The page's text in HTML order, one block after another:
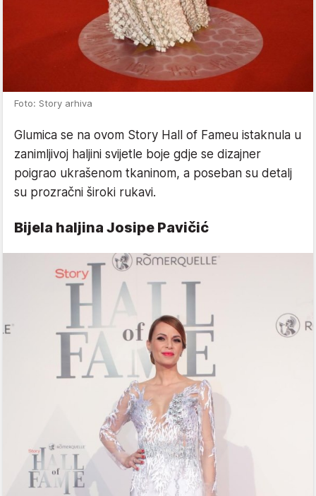
Foto: Story arhiva
Glumica se na ovom Story Hall of Fameu istaknula u
zanimljivoj haljini svijetle boje gdje se dizajner
poigrao ukrašenom tkaninom, a poseban su detalj
su prozračni široki rukavi.
Bijela haljina Josipe Pavičić